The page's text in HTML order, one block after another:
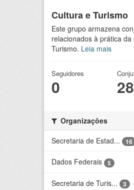
Cultura e Turismo
Este grupo armazena
relacionados à prática da
Turismo. Leia mais
Seguidores
0 28
Organizações
Secretaria de Estad...
16
Dados Federais 5
Secretaria de Turis... 3